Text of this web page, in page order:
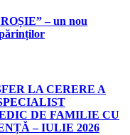
– un nou
LA CERERE A
DE FAMILIE CU
– IULIE 2026